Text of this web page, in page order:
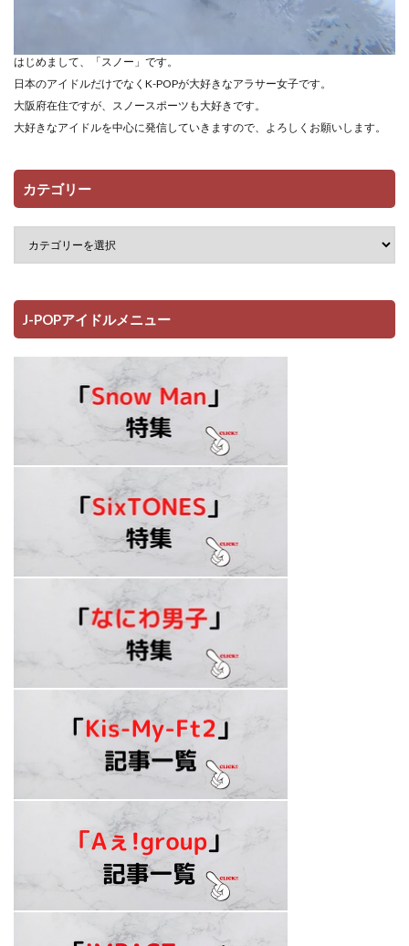
はじめまして、「スノー」です。
日本のアイドルだけでなくK-POPが大好きなアラサー女子です。
大阪府在住ですが、スノースポーツも大好きです。
大好きなアイドルを中心に発信していきますので、よろしくお願いします。
カテゴリー
J-POPアイドルメニュー